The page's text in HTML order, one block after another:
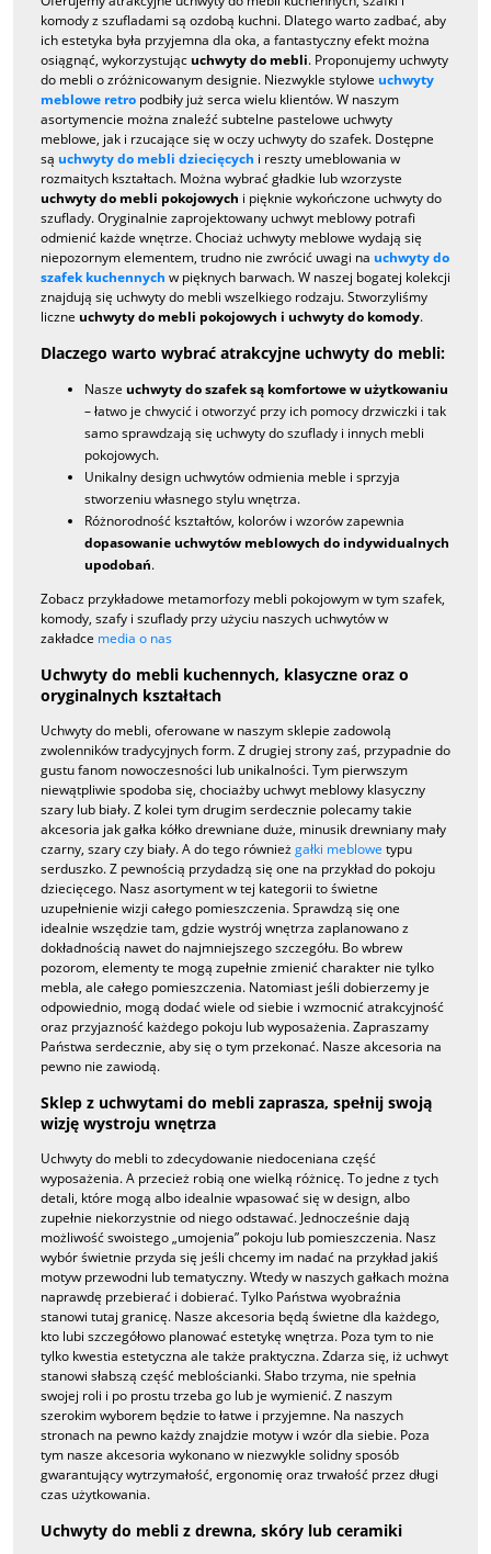
komody z szufladami są ozdobą kuchni. Dlatego warto zadbać, aby
ich estetyka była przyjemna dla oka, a fantastyczny efekt można
osiągnąć, wykorzystując uchwyty do mebli. Proponujemy uchwyty
do mebli o zróżnicowanym designie. Niezwykle stylowe uchwyty
meblowe retro podbiły już serca wielu klientów. W naszym
asortymencie można znaleźć subtelne pastelowe uchwyty
meblowe, jak i rzucające się w oczy uchwyty do szafek. Dostępne
są uchwyty do mebli dziecięcych i reszty umeblowania w
rozmaitych kształtach. Można wybrać gładkie lub wzorzyste
uchwyty do mebli pokojowych i pięknie wykończone uchwyty do
szuflady. Oryginalnie zaprojektowany uchwyt meblowy potrafi
odmienić każde wnętrze. Chociaż uchwyty meblowe wydają się
niepozornym elementem, trudno nie zwrócić uwagi na uchwyty do
szafek kuchennych w pięknych barwach. W naszej bogatej kolekcji
znajdują się uchwyty do mebli wszelkiego rodzaju. Stworzyliśmy
liczne uchwyty do mebli pokojowych i uchwyty do komody.
Dlaczego warto wybrać atrakcyjne uchwyty do mebli:
Nasze uchwyty do szafek są komfortowe w użytkowaniu
– łatwo je chwycić i otworzyć przy ich pomocy drzwiczki i tak
samo sprawdzają się uchwyty do szuflady i innych mebli
pokojowych.
Unikalny design uchwytów odmienia meble i sprzyja
stworzeniu własnego stylu wnętrza.
Różnorodność kształtów, kolorów i wzorów zapewnia
dopasowanie uchwytów meblowych do indywidualnych
upodobań.
Zobacz przykładowe metamorfozy mebli pokojowym w tym szafek,
komody, szafy i szuflady przy użyciu naszych uchwytów w
zakładce media o nas
Uchwyty do mebli kuchennych, klasyczne oraz o
oryginalnych kształtach
Uchwyty do mebli, oferowane w naszym sklepie zadowolą
zwolenników tradycyjnych form. Z drugiej strony zaś, przypadnie do
gustu fanom nowoczesności lub unikalności. Tym pierwszym
niewątpliwie spodoba się, chociażby uchwyt meblowy klasyczny
szary lub biały. Z kolei tym drugim serdecznie polecamy takie
akcesoria jak gałka kółko drewniane duże, minusik drewniany mały
czarny, szary czy biały. A do tego równieżgałki meblowe typu
serduszko. Z pewnością przydadzą się one na przykład do pokoju
dziecięcego. Nasz asortyment w tej kategorii to świetne
uzupełnienie wizji całego pomieszczenia. Sprawdzą się one
idealnie wszędzie tam, gdzie wystrój wnętrza zaplanowano z
dokładnością nawet do najmniejszego szczegółu. Bo wbrew
pozorom, elementy te mogą zupełnie zmienić charakter nie tylko
mebla, ale całego pomieszczenia. Natomiast jeśli dobierzemy je
odpowiednio, mogą dodać wiele od siebie i wzmocnić atrakcyjność
oraz przyjazność każdego pokoju lub wyposażenia. Zapraszamy
Państwa serdecznie, aby się o tym przekonać. Nasze akcesoria na
pewno nie zawiodą.
Sklep z uchwytami do mebli zaprasza, spełnij swoją
wizję wystroju wnętrza
Uchwyty do mebli to zdecydowanie niedoceniana część
wyposażenia. A przecież robią one wielką różnicę. To jedne z tych
detali, które mogą albo idealnie wpasować się w design, albo
zupełnie niekorzystnie od niego odstawać. Jednocześnie dają
możliwość swoistego „umojenia” pokoju lub pomieszczenia. Nasz
wybór świetnie przyda się jeśli chcemy im nadać na przykład jakiś
motyw przewodni lub tematyczny. Wtedy w naszych gałkach można
naprawdę przebierać i dobierać. Tylko Państwa wyobraźnia
stanowi tutaj granicę. Nasze akcesoria będą świetne dla każdego,
kto lubi szczegółowo planować estetykę wnętrza. Poza tym to nie
tylko kwestia estetyczna ale także praktyczna. Zdarza się, iż uchwyt
stanowi słabszą część meblościanki. Słabo trzyma, nie spełnia
swojej roli i po prostu trzeba go lub je wymienić. Z naszym
szerokim wyborem będzie to łatwe i przyjemne. Na naszych
stronach na pewno każdy znajdzie motyw i wzór dla siebie. Poza
tym nasze akcesoria wykonano w niezwykle solidny sposób
gwarantujący wytrzymałość, ergonomię oraz trwałość przez długi
czas użytkowania.
Uchwyty do mebli z drewna, skóry lub ceramiki